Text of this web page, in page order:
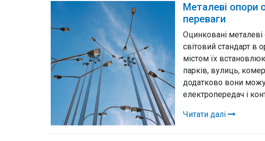
Металеві опори
переваги
Оцинковані металеві
світовий стандарт в
містом їх
парків, вулиць,
додатково вони
електропередач і
Читати далі